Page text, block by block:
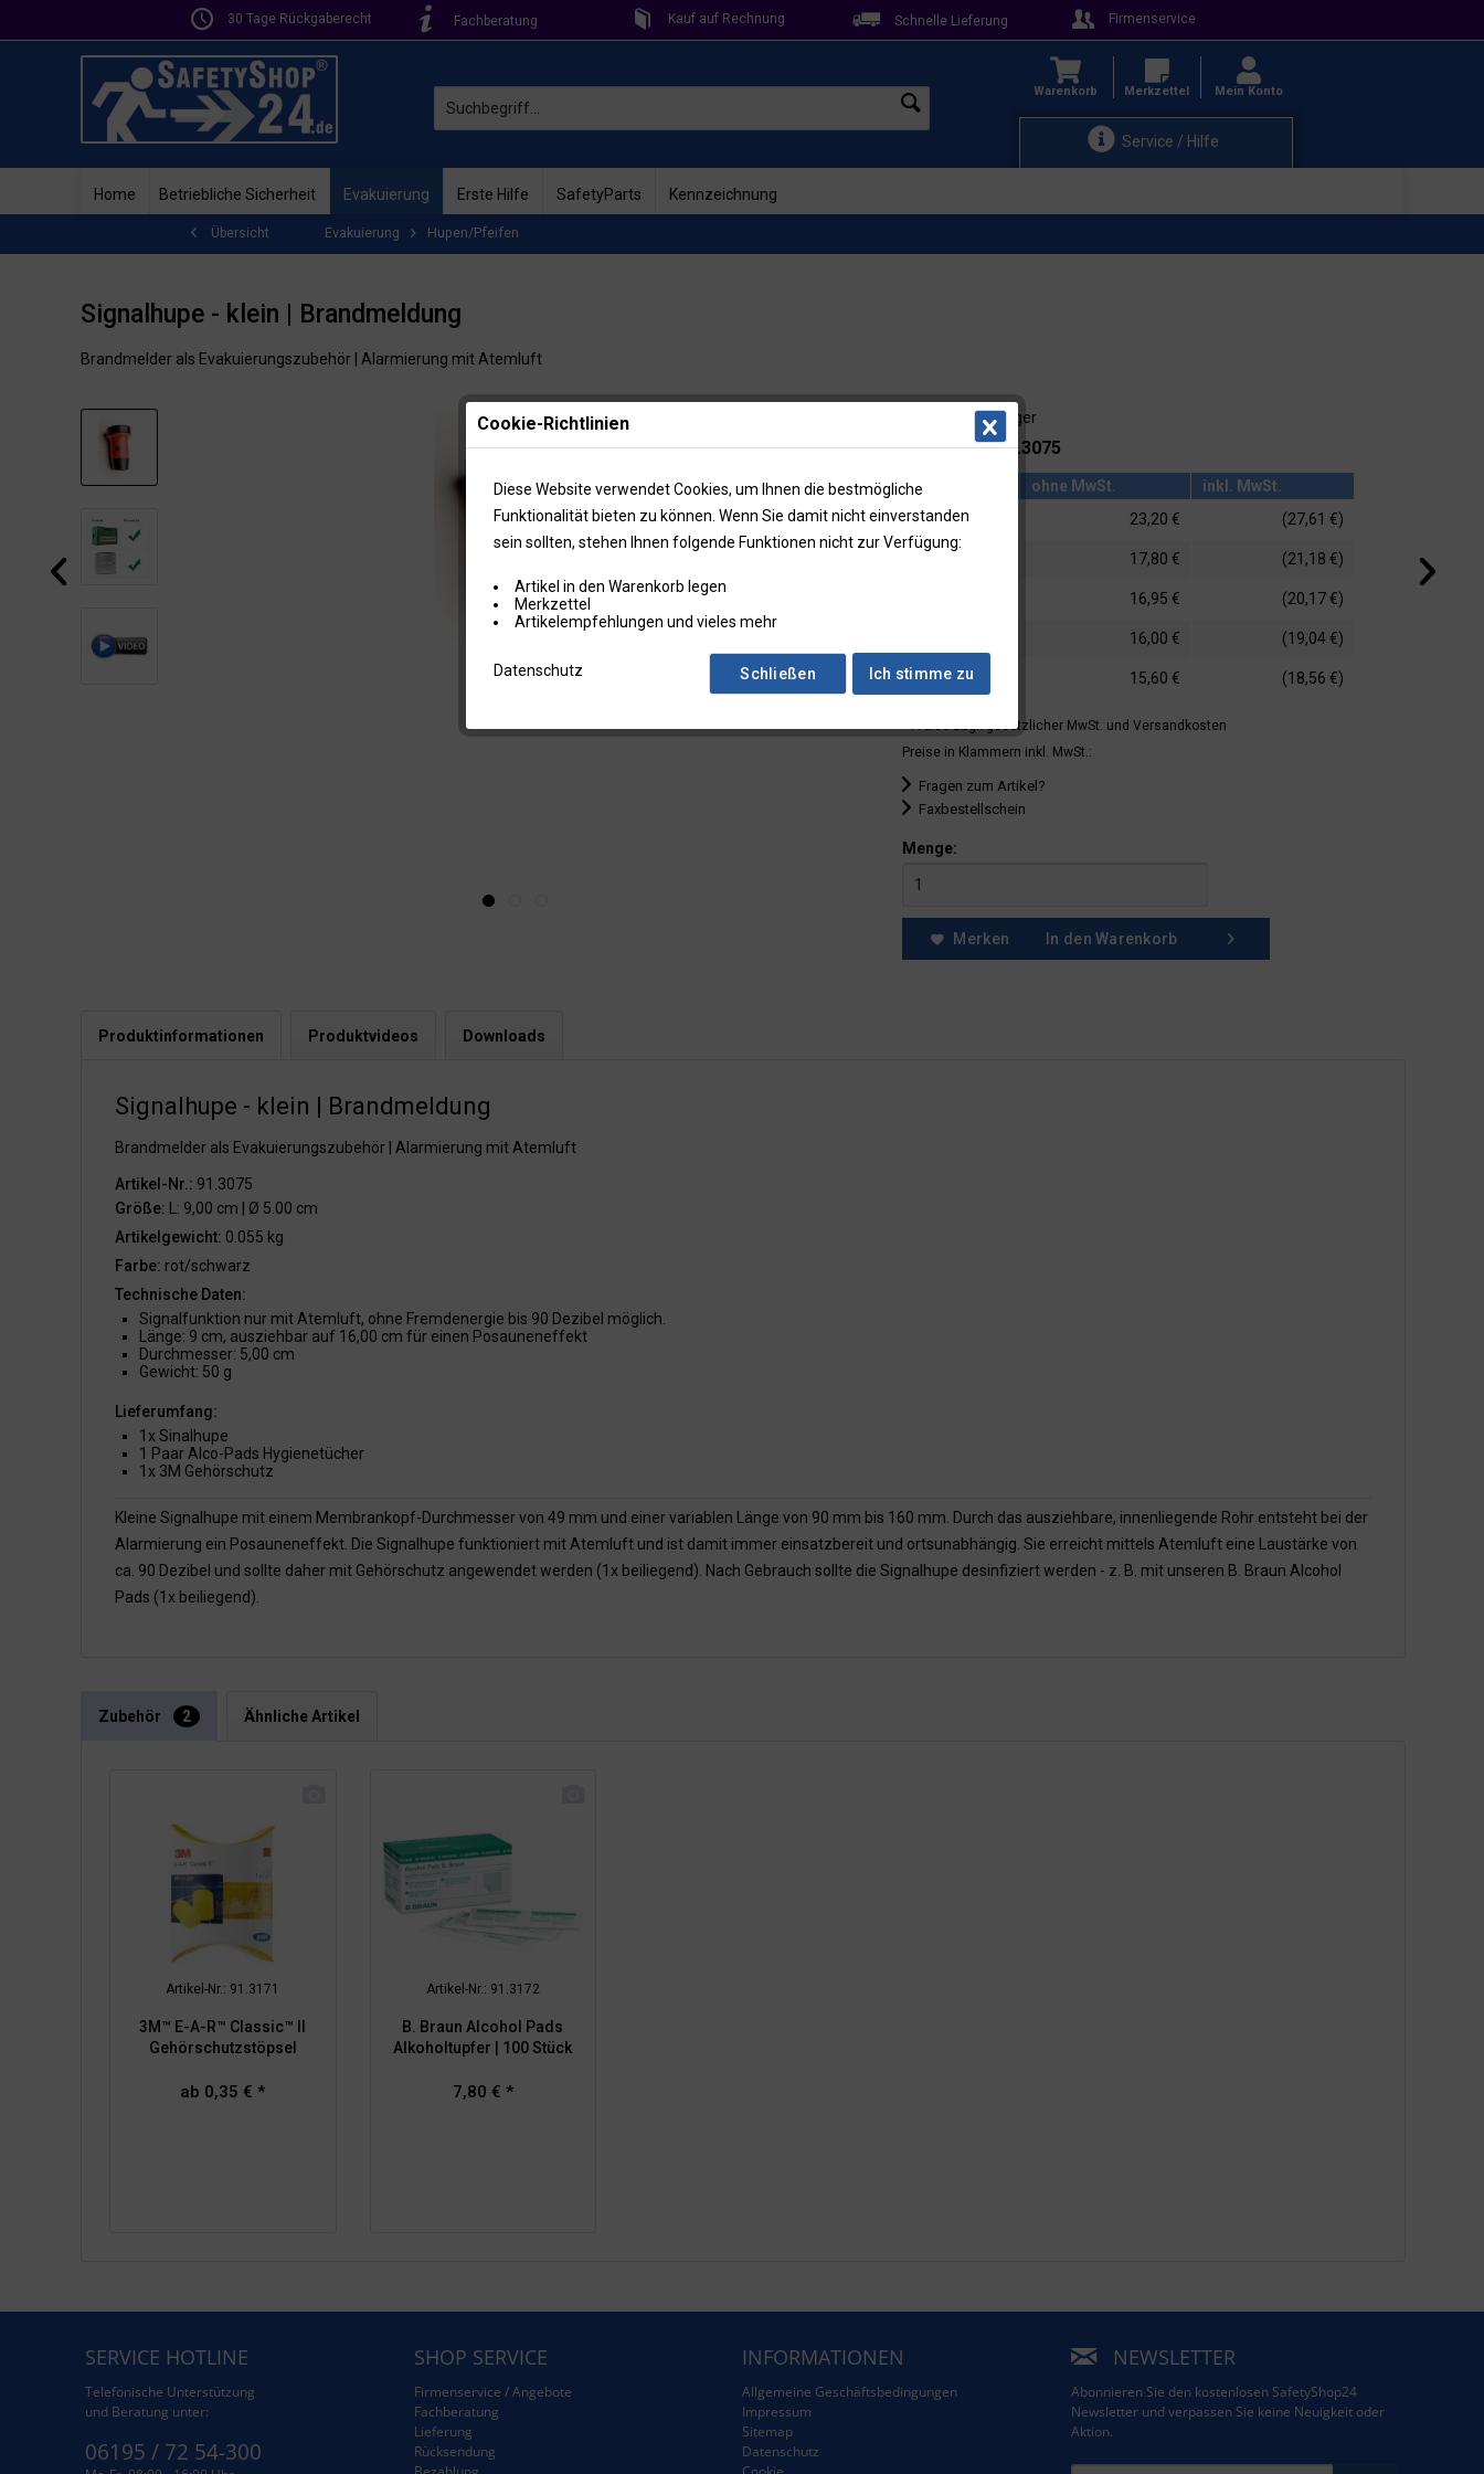
30 Tage Rückgaberecht Fachberatung Kauf auf Rechnung Schnelle Lieferung Firmenservice
Service / Hilfe
Warenkorb Merkzettel Mein Konto
Home Betriebliche Sicherheit Evakuierung Erste Hilfe SafetyParts Kennzeichnung
Übersicht Evakuierung Hupen/Pfeifen
Signalhupe - klein | Brandmeldung
Brandmelder als Evakuierungszubehör | Alarmierung mit Atemluft
Lieferzeit: ab Lager
Artikel-Nr.: 91.3075
Menge ohne MwSt.
inkl. MwSt.
bis1 23,20 € (27,61 €)
17,80 € (21,18 €)
16,95 € (20,17 €)
16,00 € (19,04 €)
ab25 15,60 € (18,56 €)
* Preise zzgl. gesetzlicher MwSt. und Versandkosten
Preise in Klammern inkl. MwSt.:
Fragen zum Artikel?
Faxbestellschein
Menge:
Merken In den Warenkorb
Produktinformationen Produktvideos Downloads
Signalhupe - klein | Brandmeldung
Brandmelder als Evakuierungszubehör | Alarmierung mit Atemluft
Artikel-Nr.: 91.3075
Größe: L: 9,00 cm | Ø 5.00 cm
Artikelgewicht: 0.055 kg
Farbe: rot/schwarz
Technische Daten:
Signalfunktion nur mit Atemluft, ohne Fremdenergie bis 90 Dezibel möglich.
Länge: 9 cm, ausziehbar auf 16,00 cm für einen Posauneneffekt
Durchmesser: 5,00 cm
Gewicht: 50 g
Lieferumfang:
1x Sinalhupe
1 Paar Alco-Pads Hygienetücher
1x 3M Gehörschutz
Kleine Signalhupe mit einem Membrankopf-Durchmesser von 49 mm und einer variablen Länge von 90 mm bis 160 mm. Durch das ausziehbare, innenliegende Rohr entsteht bei der
Alarmierung ein Posauneneffekt. Die Signalhupe funktioniert mit Atemluft und ist damit immer einsatzbereit und ortsunabhängig. Sie erreicht mittels Atemluft eine Laustärke von
ca. 90 Dezibel und sollte daher mit Gehörschutz angewendet werden (1x beiliegend). Nach Gebrauch sollte die Signalhupe desinfiziert werden - z. B. mit unseren B. Braun Alcohol
Pads (1x beiliegend).
Zubehör 2 Ähnliche Artikel
Artikel-Nr.: 91.3171
3M™ E-A-R™ Classic™ II
Gehörschutzstöpsel
ab 0,35 € *
Artikel-Nr.: 91.3172
B. Braun Alcohol Pads
Alkoholtupfer | 100 Stück
7,80 € *
SERVICE HOTLINE
Telefonische Unterstützung
und Beratung unter:
06195 / 72 54-300
SHOP SERVICE
Firmenservice / Angebote
Fachberatung
Lieferung
Rücksendung
INFORMATIONEN
Allgemeine Geschäftsbedingungen
Impressum
Sitemap
Datenschutz
NEWSLETTER
Abonnieren Sie den kostenlosen SafetyShop24
Newsletter und verpassen Sie keine Neuigkeit oder
Aktion.
Cookie-Richtlinien
Diese Website verwendet Cookies, um Ihnen die bestmögliche
Funktionalität bieten zu können. Wenn Sie damit nicht einverstanden
sein sollten, stehen Ihnen folgende Funktionen nicht zur Verfügung:
Artikel in den Warenkorb legen
Merkzettel
Artikelempfehlungen und vieles mehr
Datenschutz Ich stimme zu
Schließen